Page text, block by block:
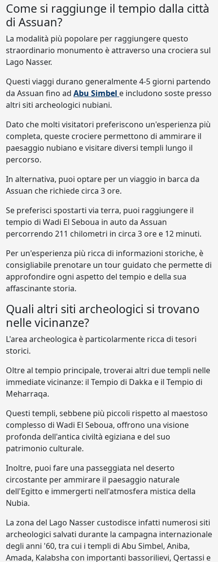
Come si raggiunge il tempio dalla città
di Assuan?
La modalità più popolare per raggiungere questo
straordinario monumento è attraverso una crociera sul
Lago Nasser.
Questi viaggi durano generalmente 4-5 giorni partendo
da Assuan fino ad Abu Simbel e includono soste presso
altri siti archeologici nubiani.
Dato che molti visitatori preferiscono un'esperienza più
completa, queste crociere permettono di ammirare il
paesaggio nubiano e visitare diversi templi lungo il
percorso.
In alternativa, puoi optare per un viaggio in barca da
Assuan che richiede circa 3 ore.
Se preferisci spostarti via terra, puoi raggiungere il
tempio di Wadi El Seboua in auto da Assuan
percorrendo 211 chilometri in circa 3 ore e 12 minuti.
Per un'esperienza più ricca di informazioni storiche, è
consigliabile prenotare un tour guidato che permette di
approfondire ogni aspetto del tempio e della sua
affascinante storia.
Quali altri siti archeologici si trovano
nelle vicinanze?
L'area archeologica è particolarmente ricca di tesori
storici.
Oltre al tempio principale, troverai altri due templi nelle
immediate vicinanze: il Tempio di Dakka e il Tempio di
Meharraqa.
Questi templi, sebbene più piccoli rispetto al maestoso
complesso di Wadi El Seboua, offrono una visione
profonda dell'antica civiltà egiziana e del suo
patrimonio culturale.
Inoltre, puoi fare una passeggiata nel deserto
circostante per ammirare il paesaggio naturale
dell'Egitto e immergerti nell'atmosfera mistica della
Nubia.
La zona del Lago Nasser custodisce infatti numerosi siti
archeologici salvati durante la campagna internazionale
degli anni '60, tra cui i templi di Abu Simbel, Aniba,
Amada, Kalabsha con importanti bassorilievi, Qertassi e